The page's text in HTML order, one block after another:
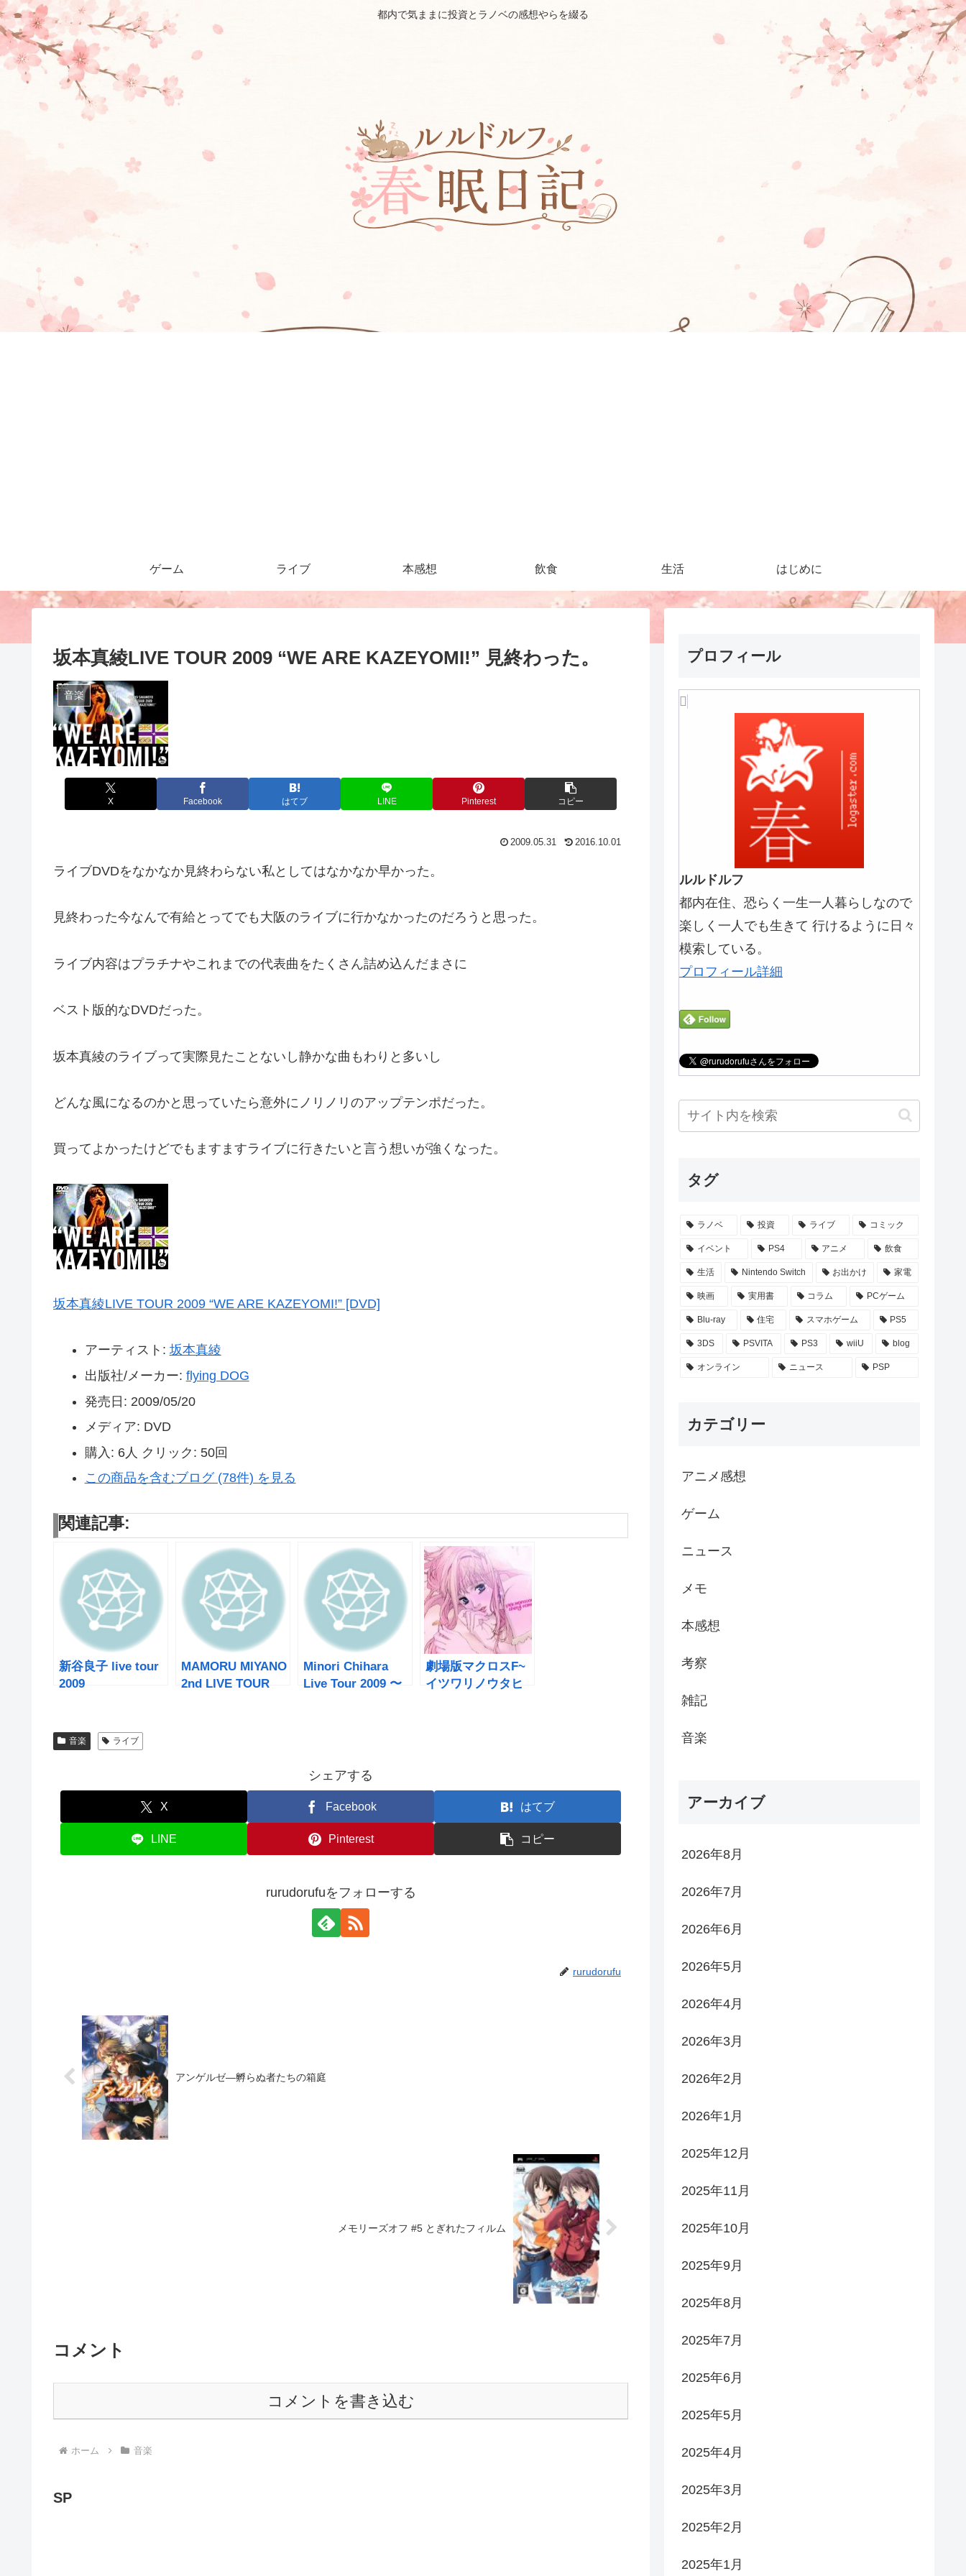
都内で気ままに投資とラノベの感想やらを綴る
ゲーム ライブ 本感想 飲食 生活 はじめに
坂本真綾LIVE TOUR 2009 “WE ARE KAZEYOMI!” 見終わった。
音楽
X Facebook はてブ LINE Pinterest コピー
2009.05.31 2016.10.01
ライブDVDをなかなか見終わらない私としてはなかなか早かった。
見終わった今なんで有給とってでも大阪のライブに行かなかったのだろうと思った。
ライブ内容はプラチナやこれまでの代表曲をたくさん詰め込んだまさに
ベスト版的なDVDだった。
坂本真綾のライブって実際見たことないし静かな曲もわりと多いし
どんな風になるのかと思っていたら意外にノリノリのアップテンポだった。
買ってよかったけどでもますますライブに行きたいと言う想いが強くなった。
坂本真綾LIVE TOUR 2009 “WE ARE KAZEYOMI!” [DVD]
アーティスト: 坂本真綾
出版社/メーカー: flying DOG
発売日: 2009/05/20
メディア: DVD
購入 : 6人 クリック : 50回
この商品を含むブログ (78件) を見る
関連記事:
新谷良子 live tour
2009
MAMORU MIYANO
2nd LIVE TOUR
Minori Chihara
Live Tour 2009 〜
劇場版マクロスF~
イツワリノウタヒ
音楽 ライブ
シェアする
X Facebook はてブ
LINE Pinterest コピー
rurudorufuをフォローする
rurudorufu
アンゲルゼ―孵らぬ者たちの箱庭
メモリーズオフ #5 とぎれたフィルム
コメント
コメントを書き込む
ホーム 音楽
SP
プロフィール
ルルドルフ
都内在住、恐らく一生一人暮らしなので
楽しく一人でも生きて 行けるように日々
模索している。
プロフィール詳細
タグ
ラノベ 投資 ライブ コミック
イベント PS4 アニメ 飲食
生活 Nintendo Switch お出かけ 家電
映画 実用書 コラム PCゲーム
Blu-ray 住宅 スマホゲーム PS5
3DS PSVITA PS3 wiiU blog
オンライン ニュース PSP
カテゴリー
アニメ感想
ゲーム
ニュース
メモ
本感想
考察
雑記
音楽
アーカイブ
2026年8月
2026年7月
2026年6月
2026年5月
2026年4月
2026年3月
2026年2月
2026年1月
2025年12月
2025年11月
2025年10月
2025年9月
2025年8月
2025年7月
2025年6月
2025年5月
2025年4月
2025年3月
2025年2月
2025年1月